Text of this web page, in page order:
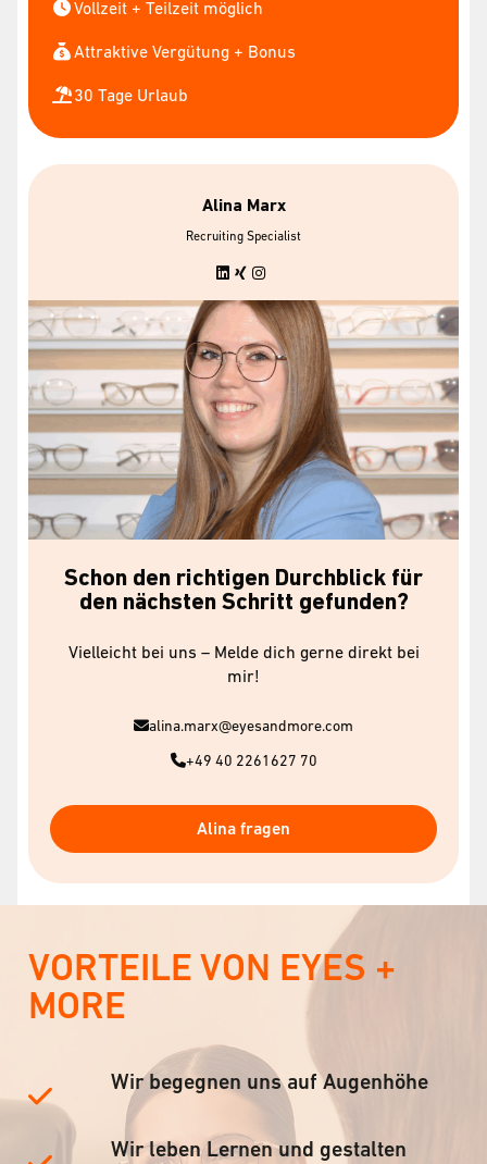
Vollzeit + Teilzeit möglich
Attraktive Vergütung + Bonus
30 Tage Urlaub
Alina Marx
Recruiting Specialist
Schon den richtigen Durchblick für
den nächsten Schritt gefunden?
Vielleicht bei uns – Melde dich gerne direkt bei
mir!
alina.marx@eyesandmore.com
+49 40 2261627 70
Alina fragen
VORTEILE VON EYES +
MORE
Wir begegnen uns auf Augenhöhe
Wir leben Lernen und gestalten